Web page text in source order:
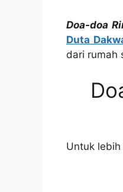
Doa-doa
Duta
dari rumah
Untuk lebih